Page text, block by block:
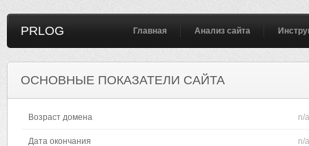
PRLOG Главная Анализ сайта
ОСНОВНЫЕ ПОКАЗАТЕЛИ САЙТА
Возраст домена n/a
Дата окончания n/a